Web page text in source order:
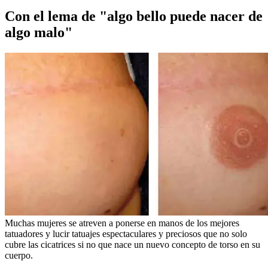
Con el lema de "algo bello puede nacer de
algo malo"
Muchas mujeres se atreven a ponerse en manos de los mejores
tatuadores y lucir tatuajes espectaculares y preciosos que no solo
cubre las cicatrices si no que nace un nuevo concepto de torso en su
cuerpo.